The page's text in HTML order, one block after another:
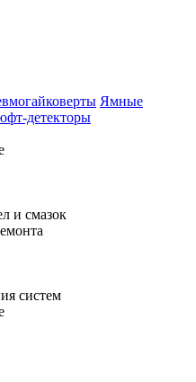
Ямные
детекторы
и смазок
систем